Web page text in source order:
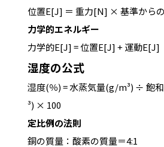
位置E[J] ＝ 重力[N] × 基準からの
力学的エネルギー
力学的E[J]=位置E[J]+運動E[J]
湿度の公式
湿度(％)=水蒸気量(g/m³) ÷ 飽和
³) × 100
定比例の法則
銅の質量： 酸素の質量＝4:1